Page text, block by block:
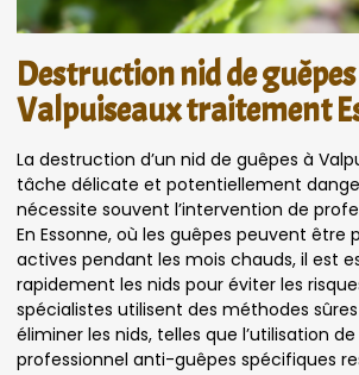
Destruction nid de guêpes
Valpuiseaux traitement
La destruction d’un nid de guêpes à
tâche délicate et potentiellement
nécessite souvent l’intervention de
En Essonne, où les guêpes peuvent
actives pendant les mois chauds, il est
rapidement les nids pour éviter les
spécialistes utilisent des méthodes
éliminer les nids, telles que l’utilisation
professionnel anti-guêpes spécifiques